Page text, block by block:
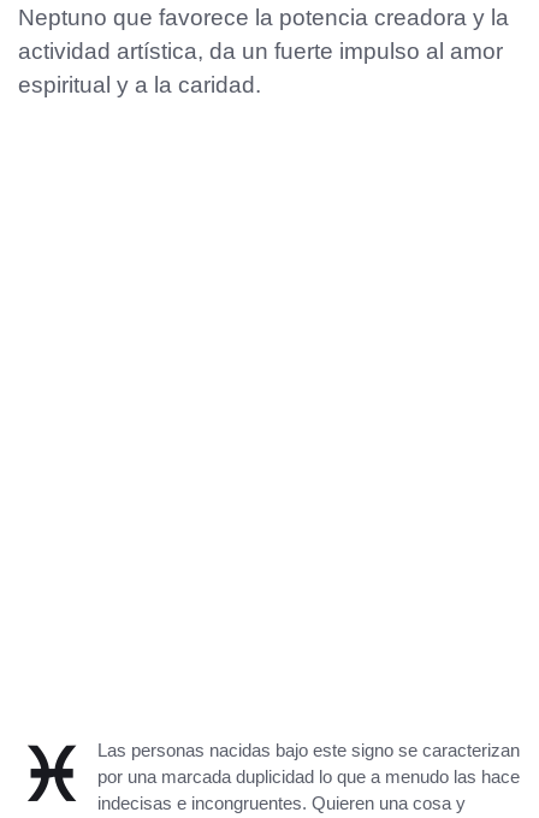
Neptuno que favorece la potencia creadora y la
actividad artística, da un fuerte impulso al amor
espiritual y a la caridad.
♓
Las personas nacidas bajo este signo se caracterizan
por una marcada duplicidad lo que a menudo las hace
indecisas e incongruentes. Quieren una cosa y